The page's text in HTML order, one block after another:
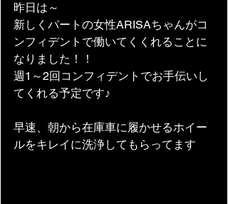
昨日は～
新しくパートの女性ARISAちゃんがコ
ンフィデントで働いてくくれることに
なりました！！
週1～2回コンフィデントでお手伝いし
てくれる予定です♪
早速、朝から在庫車に履かせるホイー
ルをキレイに洗浄してもらってます